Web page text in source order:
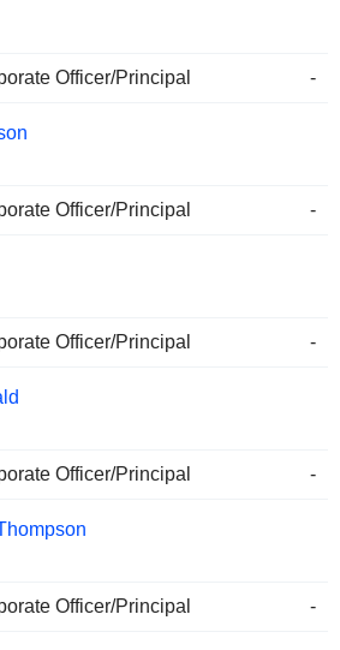
Officer/Principal -
Officer/Principal -
Officer/Principal -
Officer/Principal -
Officer/Principal -